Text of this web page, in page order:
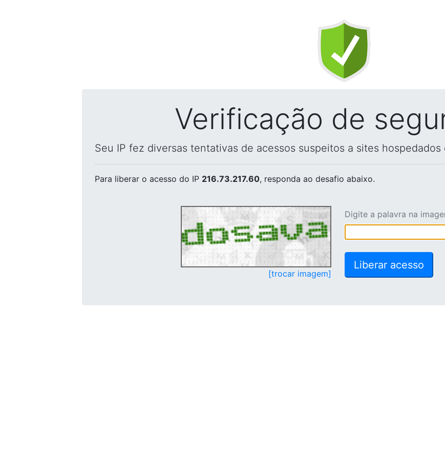
Verificação de
Seu IP fez diversas tentativas de acessos suspeitos a sites hospedados
Para liberar o acesso do IP 216.73.217.60, responda ao desafio abaixo.
[trocar imagem]
Digite a palavra na